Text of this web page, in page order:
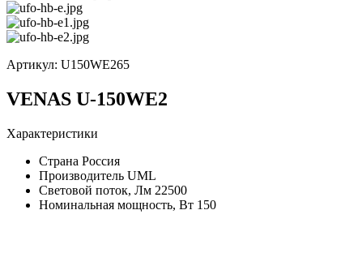
Артикул: U150WE265
VENAS U-150WE2
Характеристики
Страна Россия
Производитель UML
Световой поток, Лм 22500
Номинальная мощность, Вт 150